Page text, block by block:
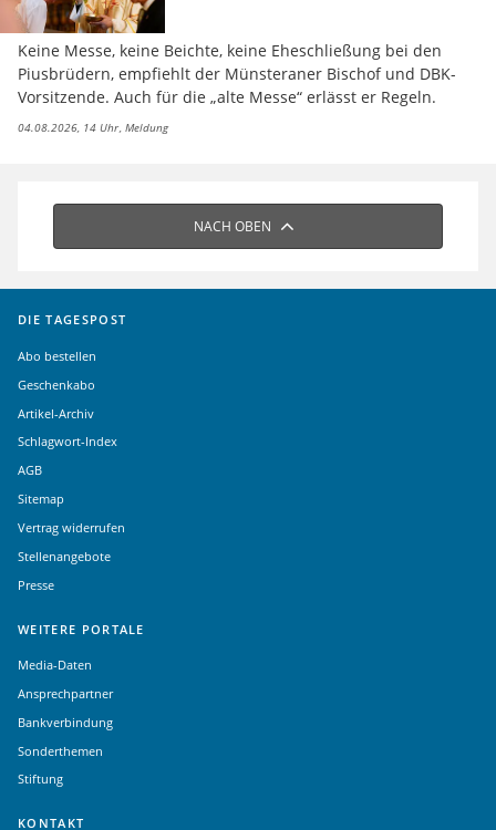
Keine Messe, keine Beichte, keine Eheschließung bei den
Piusbrüdern, empfiehlt der Münsteraner Bischof und DBK-
Vorsitzende. Auch für die „alte Messe“ erlässt er Regeln.
04.08.2026, 14 Uhr Meldung
NACH OBEN
DIE TAGESPOST
Abo bestellen
Geschenkabo
Artikel-Archiv
Schlagwort-Index
AGB
Sitemap
Vertrag widerrufen
Stellenangebote
Presse
WEITERE PORTALE
Media-Daten
Ansprechpartner
Bankverbindung
Sonderthemen
Stiftung
KONTAKT